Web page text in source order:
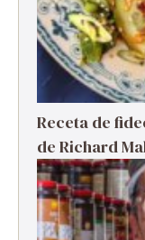
Receta de
de Richard